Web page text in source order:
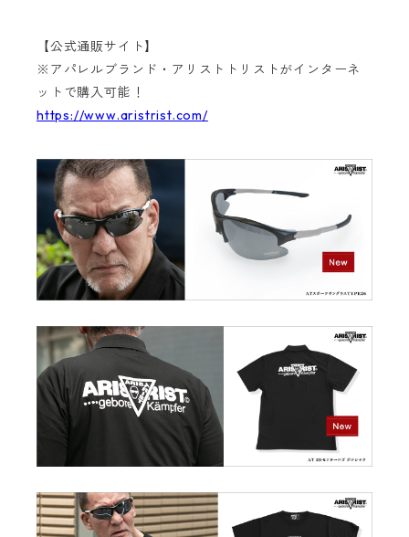
【公式通販サイト】
※アパレルブランド・アリストトリストがインターネ
ットで購入可能！
https://www.aristrist.com/